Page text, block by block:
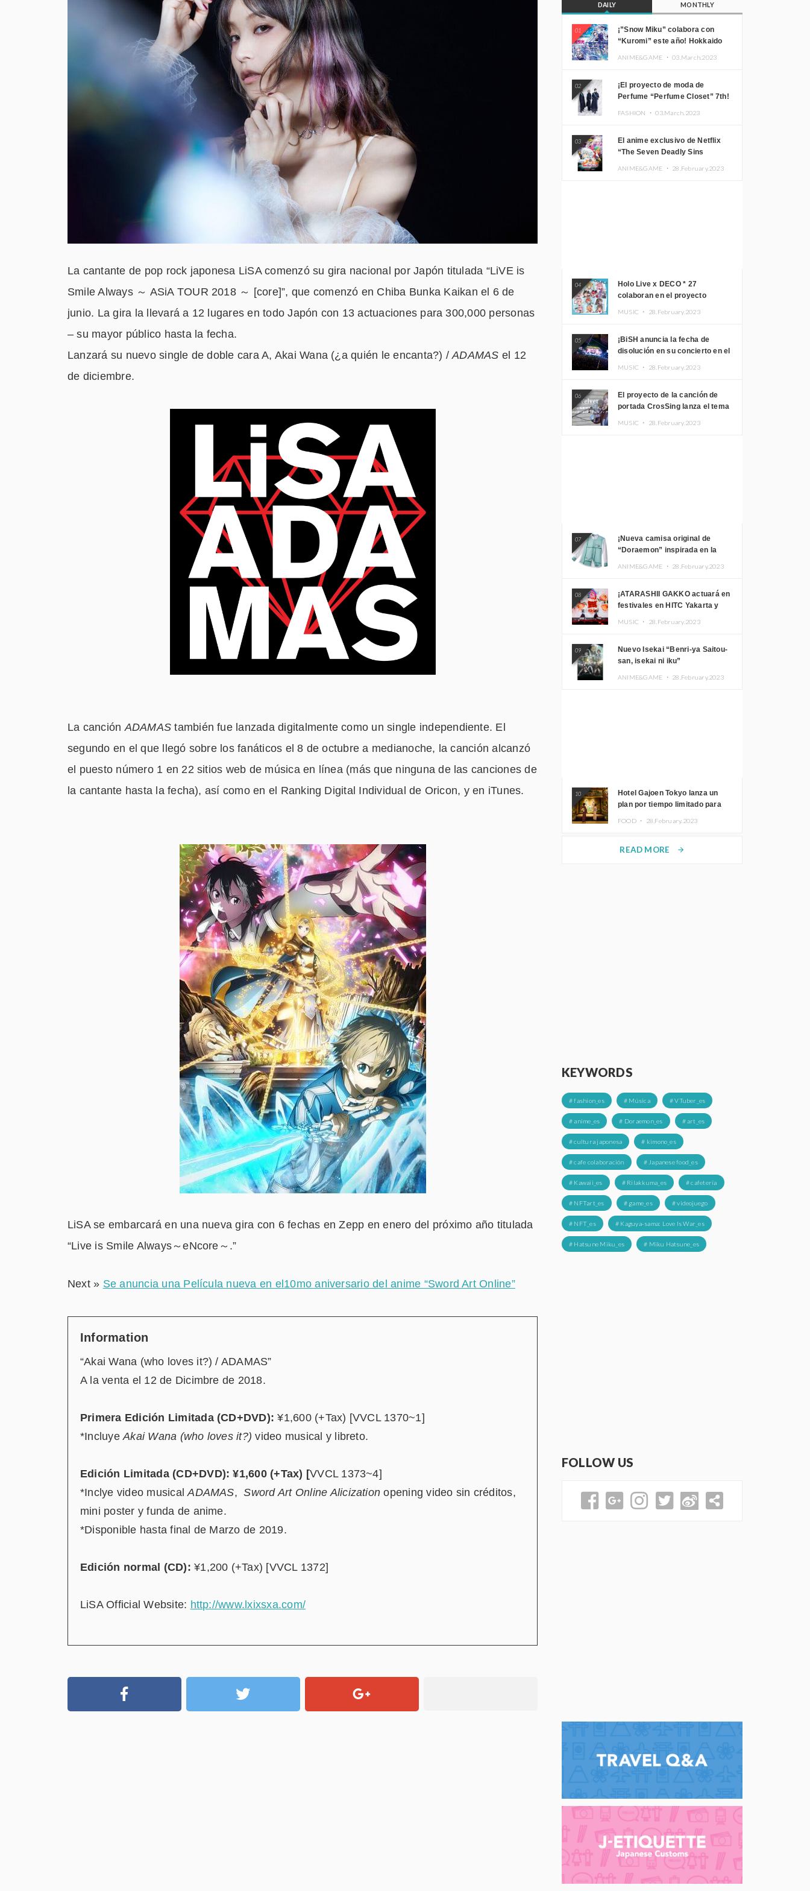
La cantante de pop rock japonesa LiSA comenzó su gira nacional por Japón titulada “LiVE is
Smile Always ～ ASiA TOUR 2018 ～ [core]”, que comenzó en Chiba Bunka Kaikan el 6 de
junio. La gira la llevará a 12 lugares en todo Japón con 13 actuaciones para 300,000 personas
– su mayor público hasta la fecha.
Lanzará su nuevo single de doble cara A, Akai Wana (¿a quién le encanta?) /ADAMAS el 12
de diciembre.
La canciónADAMAS también fue lanzada digitalmente como un single independiente. El
segundo en el que llegó sobre los fanáticos el 8 de octubre a medianoche, la canción alcanzó
el puesto número 1 en 22 sitios web de música en línea (más que ninguna de las canciones de
la cantante hasta la fecha), así como en el Ranking Digital Individual de Oricon, y en iTunes.
LiSA se embarcará en una nueva gira con 6 fechas en Zepp en enero del próximo año titulada
“Live is Smile Always～eNcore～.”
Next » Se anuncia una Película nueva en el10mo aniversario del anime “Sword Art Online”
Information
“Akai Wana (who loves it?) / ADAMAS”
A la venta el 12 de Dicimbre de 2018.
Primera Edición Limitada (CD+DVD): ¥1,600 (+Tax) [VVCL 1370~1]
*IncluyeAkai Wana (who loves it?)video musical y libreto.
Edición Limitada (CD+DVD): ¥1,600 (+Tax) [VVCL 1373~4]
*Inclye video musicalADAMAS,Sword Art Online Alicization opening video sin créditos,
mini poster y funda de anime.
*Disponible hasta final de Marzo de 2019.
Edición normal (CD): ¥1,200 (+Tax) [VVCL 1372]
LiSA Official Website: http://www.lxixsxa.com/
DAILY MONTHLY
01
¡”Snow Miku” colabora con
“Kuromi” este año! Hokkaido
ANIME&GAME ・03.March.2023
02
¡El proyecto de moda de
Perfume “Perfume Closet” 7th!
FASHION ・03.March.2023
03
El anime exclusivo de Netflix
“The Seven Deadly Sins
ANIME&GAME ・ 28.February.2023
04
Holo Live x DECO * 27
colaboran en el proyecto
MUSIC ・ 28.February.2023
05
¡BiSH anuncia la fecha de
disolución en su concierto en el
MUSIC ・ 28.February.2023
06
El proyecto de la canción de
portada CrosSing lanza el tema
MUSIC ・ 28.February.2023
07
¡Nueva camisa original de
“Doraemon” inspirada en la
ANIME&GAME ・ 28.February.2023
08
¡ATARASHII GAKKO actuará en
festivales en HITC Yakarta y
MUSIC ・ 28.February.2023
09
Nuevo Isekai “Benri-ya Saitou-
san, isekai ni iku”
ANIME&GAME ・ 28.February.2023
10
Hotel Gajoen Tokyo lanza un
plan por tiempo limitado para
FOOD ・ 28.February.2023
READ MORE arrow_forward
KEYWORDS
# fashion_es # Música # VTuber_es
# anime_es # Doraemon_es # art_es
# cultura japonesa # kimono_es
# cafe colaboración # Japanese food_es
# Kawaii_es # Rilakkuma_es # cafetería
# NFTart_es # game_es # videojuego
# NFT_es # Kaguya-sama: Love Is War_es
# Hatsune Miku_es # Miku Hatsune_es
FOLLOW US